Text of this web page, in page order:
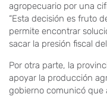
agropecuario por una
“Esta decisión es fruto
permite encontrar
sacar la presión fiscal
Por otra parte, la
apoyar la producción
gobierno comunicó que